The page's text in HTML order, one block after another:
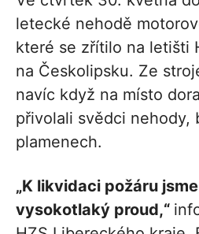
letecké nehodě
které se zřítilo na letišti
na Českolipsku. Ze
navíc když na místo
přivolali svědci nehody,
plamenech.
„K likvidaci požáru
vysokotlaký proud,“